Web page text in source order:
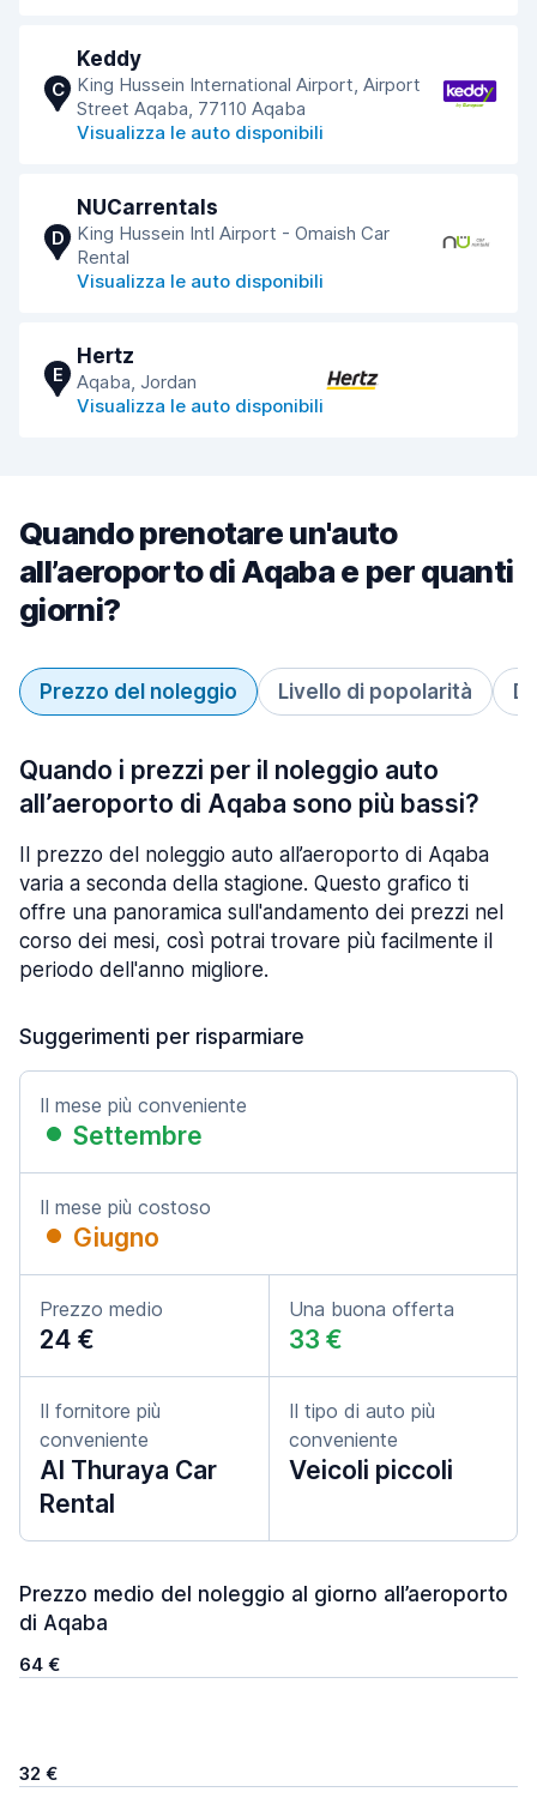
C
Keddy
King Hussein International Airport, Airport
Street Aqaba, 77110 Aqaba
Visualizza le auto disponibili
D
NUCarrentals
King Hussein Intl Airport - Omaish Car
Rental
Visualizza le auto disponibili
E
Hertz
Aqaba, Jordan
Visualizza le auto disponibili
Quando prenotare un'auto
all’aeroporto di Aqaba e per quanti
giorni?
Prezzo del noleggio Livello di popolarità
Quando i prezzi per il noleggio auto
all’aeroporto di Aqaba sono più bassi?
Il prezzo del noleggio auto all’aeroporto di Aqaba
varia a seconda della stagione. Questo grafico ti
offre una panoramica sull'andamento dei prezzi nel
corso dei mesi, così potrai trovare più facilmente il
periodo dell'anno migliore.
Suggerimenti per risparmiare
Il mese più conveniente
Settembre
Il mese più costoso
Giugno
Prezzo medio
24 €
Una buona offerta
33 €
Il fornitore più
conveniente
Al Thuraya Car
Rental
Il tipo di auto più
conveniente
Veicoli piccoli
Prezzo medio del noleggio al giorno all’aeroporto
di Aqaba
64 €
32 €